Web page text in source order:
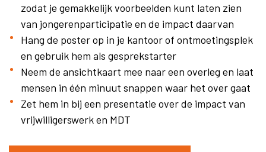
zodat je gemakkelijk voorbeelden kunt laten zien
van jongerenparticipatie en de impact daarvan
Hang de poster op in je kantoor of ontmoetingsplek
en gebruik hem als gesprekstarter
Neem de ansichtkaart mee naar een overleg en laat
mensen in één minuut snappen waar het over gaat
Zet hem in bij een presentatie over de impact van
vrijwilligerswerk en MDT